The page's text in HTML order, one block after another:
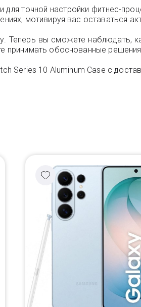
точной настройки фитнес-
мотивируя вас оставаться
Теперь вы сможете наблюдать,
обоснованные
Series 10 Aluminum Case с